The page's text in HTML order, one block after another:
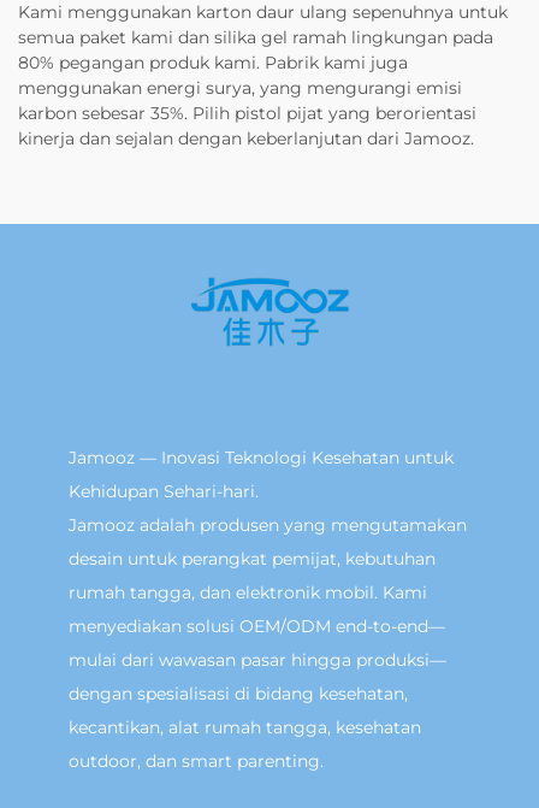
Kami menggunakan karton daur ulang sepenuhnya untuk
semua paket kami dan silika gel ramah lingkungan pada
80% pegangan produk kami. Pabrik kami juga
menggunakan energi surya, yang mengurangi emisi
karbon sebesar 35%. Pilih pistol pijat yang berorientasi
kinerja dan sejalan dengan keberlanjutan dari Jamooz.
Jamooz — Inovasi Teknologi Kesehatan untuk
Kehidupan Sehari-hari.
Jamooz adalah produsen yang mengutamakan
desain untuk perangkat pemijat, kebutuhan
rumah tangga, dan elektronik mobil. Kami
menyediakan solusi OEM/ODM end-to-end—
mulai dari wawasan pasar hingga produksi—
dengan spesialisasi di bidang kesehatan,
kecantikan, alat rumah tangga, kesehatan
outdoor, dan smart parenting.